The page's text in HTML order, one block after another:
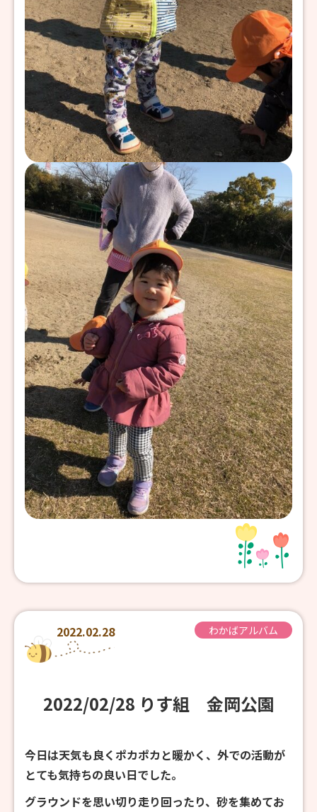
2022.02.28 わかばアルバム
2022/02/28 りす組 金岡公園
今日は天気も良くポカポカと暖かく、外での活動が
とても気持ちの良い日でした。
グラウンドを思い切り走り回ったり、砂を集めてお